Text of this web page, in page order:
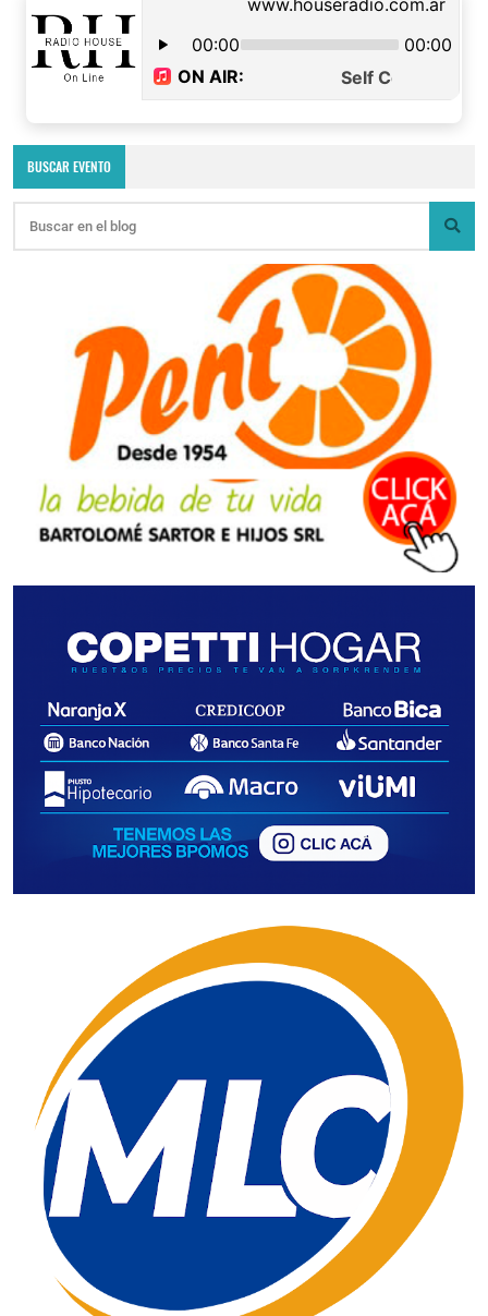
BUSCAR EVENTO